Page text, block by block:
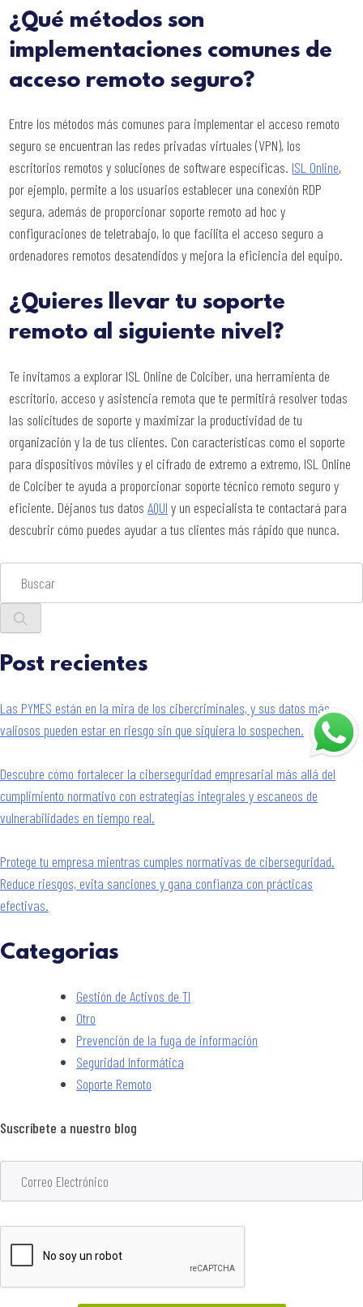
¿Qué métodos son
implementaciones comunes de
acceso remoto seguro?
Entre los métodos más comunes para implementar el acceso remoto
seguro se encuentran las redes privadas virtuales (VPN), los
escritorios remotos y soluciones de software específicas. ISL Online,
por ejemplo, permite a los usuarios establecer una conexión RDP
segura, además de proporcionar soporte remoto ad hoc y
configuraciones de teletrabajo, lo que facilita el acceso seguro a
ordenadores remotos desatendidos y mejora la eficiencia del equipo.
¿Quieres llevar tu soporte
remoto al siguiente nivel?
Te invitamos a explorar ISL Online de Colciber, una herramienta de
escritorio, acceso y asistencia remota que te permitirá resolver todas
las solicitudes de soporte y maximizar la productividad de tu
organización y la de tus clientes. Con características como el soporte
para dispositivos móviles y el cifrado de extremo a extremo, ISL Online
de Colciber te ayuda a proporcionar soporte técnico remoto seguro y
eficiente. Déjanos tus datosAQUI y un especialista te contactará para
descubrir cómo puedes ayudar a tus clientes más rápido que nunca.
Post recientes
Las PYMES están en la mira de los cibercriminales, y sus datos más
valiosos pueden estar en riesgo sin que siquiera lo sospechen.
Descubre cómo fortalecer la ciberseguridad empresarial más allá del
cumplimiento normativo con estrategias integrales y escaneos de
vulnerabilidades en tiempo real.
Protege tu empresa mientras cumples normativas de ciberseguridad.
Reduce riesgos, evita sanciones y gana confianza con prácticas
efectivas.
Categorias
Gestión de Activos de TI
Otro
Prevención de la fuga de información
Seguridad Informática
Soporte Remoto
Suscríbete a nuestro blog